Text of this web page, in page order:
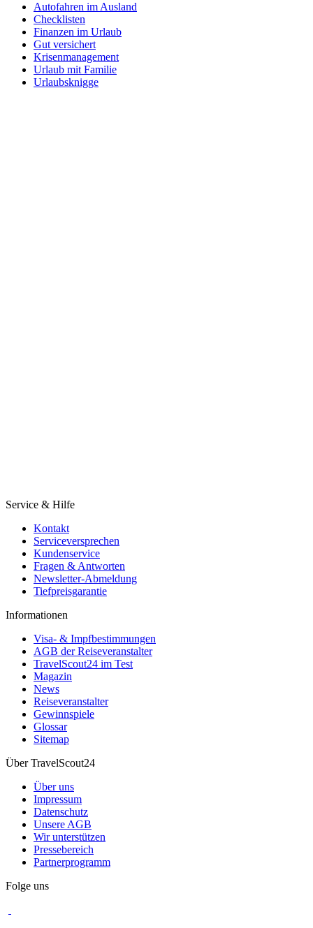
Autofahren im Ausland
Checklisten
Finanzen im Urlaub
Gut versichert
Krisenmanagement
Urlaub mit Familie
Urlaubsknigge
Service & Hilfe
Kontakt
Serviceversprechen
Kundenservice
Fragen & Antworten
Newsletter-Abmeldung
Tiefpreisgarantie
Informationen
Visa- & Impfbestimmungen
AGB der Reiseveranstalter
TravelScout24 im Test
Magazin
News
Reiseveranstalter
Gewinnspiele
Glossar
Sitemap
Über TravelScout24
Über uns
Impressum
Datenschutz
Unsere AGB
Wir unterstützen
Pressebereich
Partnerprogramm
Folge uns